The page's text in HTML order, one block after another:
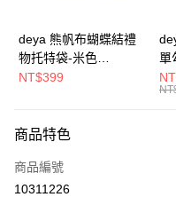
臺灣中小企業銀行
匯豐（台灣）商業銀行
聯邦商業銀行
元大商業銀行
台灣樂天信用卡公司
悠遊付
AFTEE先享後付
【關於「AFTEE先享後付」】
AFTEE先享後付是「在收到商品
deya 熊帆布蝴蝶結禮
物托特袋-米色
22020409
NT$399
單
商品特色
商品編號
10311226